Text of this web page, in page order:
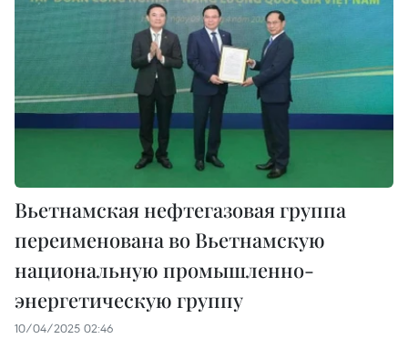
Вьетнамская нефтегазовая группа
переименована во Вьетнамскую
национальную промышленно-
энергетическую группу
10/04/2025 02:46